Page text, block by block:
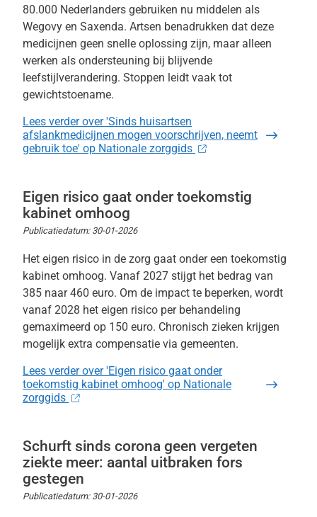
80.000 Nederlanders gebruiken nu middelen als
Wegovy en Saxenda. Artsen benadrukken dat deze
medicijnen geen snelle oplossing zijn, maar alleen
werken als ondersteuning bij blijvende
leefstijlverandering. Stoppen leidt vaak tot
gewichtstoename.
Lees verderover 'Sinds huisartsen
afslankmedicijnen mogen voorschrijven, neemt
gebruik toe' op Nationale zorggids
Eigen risico gaat onder toekomstig
kabinet omhoog
Publicatiedatum: 30-01-2026
Het eigen risico in de zorg gaat onder een toekomstig
kabinet omhoog. Vanaf 2027 stijgt het bedrag van
385 naar 460 euro. Om de impact te beperken, wordt
vanaf 2028 het eigen risico per behandeling
gemaximeerd op 150 euro. Chronisch zieken krijgen
mogelijk extra compensatie via gemeenten.
Lees verderover 'Eigen risico gaat onder
toekomstig kabinet omhoog' op Nationale
zorggids
Schurft sinds corona geen vergeten
ziekte meer: aantal uitbraken fors
gestegen
Publicatiedatum: 30-01-2026